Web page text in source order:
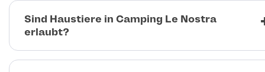
Sind Haustiere in Camping Le Nostra
erlaubt?